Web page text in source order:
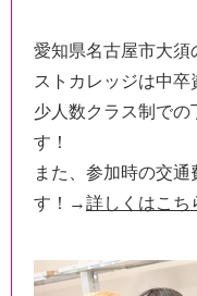
愛知県名古屋市大須
ストカレッジは中卒
少人数クラス制で
す！
また、参加時の交
す！→詳しくはこち